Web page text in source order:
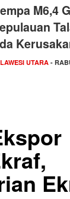
Fox
- RABU, 5